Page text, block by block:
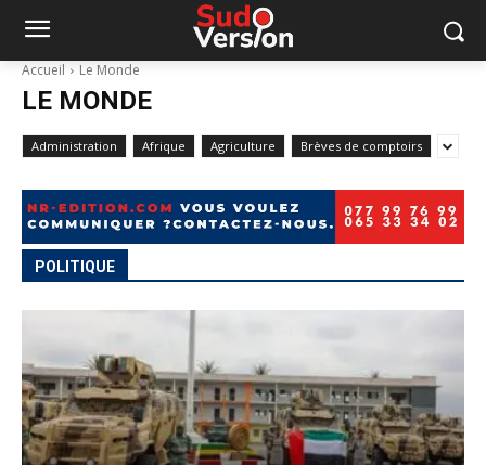
Accueil Le Monde
LE MONDE
Administration Afrique Agriculture Brèves de comptoirs
POLITIQUE